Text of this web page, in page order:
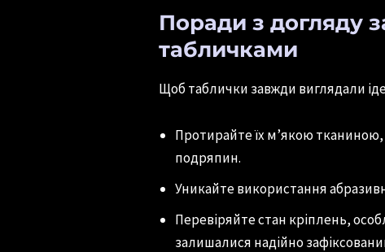
Поради з догляду
табличками
Щоб таблички завжди виглядали
Протирайте їх м’якою
подряпин.
Уникайте використання
Перевіряйте стан кріплень,
залишалися надійно